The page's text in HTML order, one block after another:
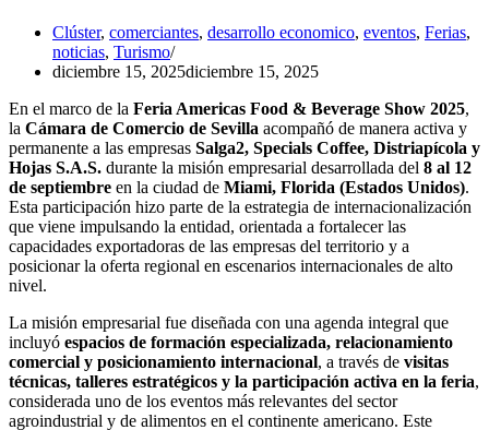
Clúster, comerciantes, desarrollo economico, eventos, Ferias,
noticias, Turismo
diciembre 15, 2025diciembre 15, 2025
En el marco de la Feria Americas Food & Beverage Show 2025,
la Cámara de Comercio de Sevilla acompañó de manera activa y
permanente a las empresas Salga2, Specials Coffee, Distriapícola y
Hojas S.A.S. durante la misión empresarial desarrollada del 8 al 12
de septiembre en la ciudad de Miami, Florida (Estados Unidos).
Esta participación hizo parte de la estrategia de internacionalización
que viene impulsando la entidad, orientada a fortalecer las
capacidades exportadoras de las empresas del territorio y a
posicionar la oferta regional en escenarios internacionales de alto
nivel.
La misión empresarial fue diseñada con una agenda integral que
incluyó espacios de formación especializada, relacionamiento
comercial y posicionamiento internacional, a través de visitas
técnicas, talleres estratégicos y la participación activa en la feria,
considerada uno de los eventos más relevantes del sector
agroindustrial y de alimentos en el continente americano. Este